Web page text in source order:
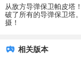
从敌方导弹保卫帕皮塔
破了所有的导弹保卫塔
摄！
相关版本